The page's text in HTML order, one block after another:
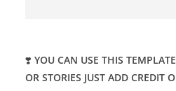
❣️ YOU CAN USE THIS
OR STORIES JUST ADD CREDIT